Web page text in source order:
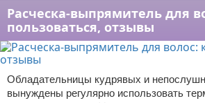
Расческа-выпрямитель для
пользоваться, отзывы
Обладательницы кудрявых и
вынуждены регулярно использовать